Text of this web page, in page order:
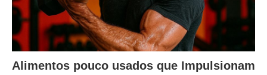
Alimentos pouco usados que Impulsionam